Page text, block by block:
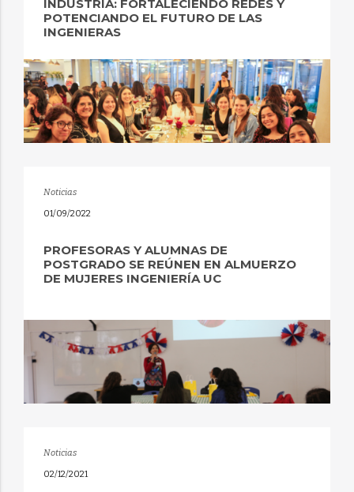
INDUSTRIA: FORTALECIENDO REDES Y
POTENCIANDO EL FUTURO DE LAS
INGENIERAS
Noticias
01/09/2022
PROFESORAS Y ALUMNAS DE
POSTGRADO SE REÚNEN EN ALMUERZO
DE MUJERES INGENIERÍA UC
Noticias
02/12/2021